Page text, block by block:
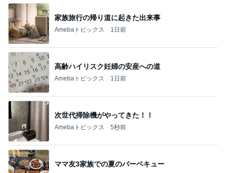
家族旅行の帰り道に起きた出来事
Amebaトピックス 1日前
高齢ハイリスク妊婦の安産への道
Amebaトピックス 1日前
次世代掃除機がやってきた！！
Amebaトピックス 5秒前
ママ友3家族での夏のバーベキュー